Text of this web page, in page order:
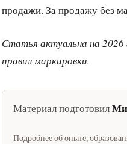
продажи. За продажу без
Статья актуальна на
правил маркировки.
Материал подготовил
Подробнее об опыте,